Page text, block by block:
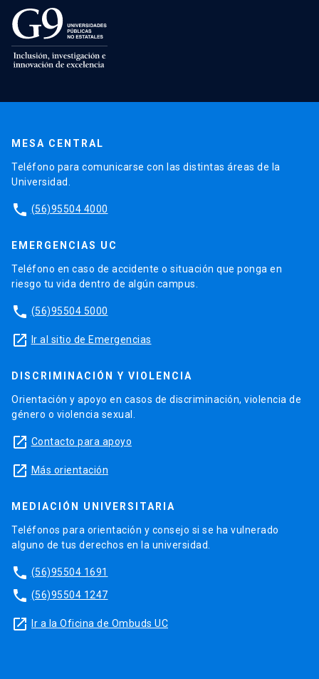
MESA CENTRAL
Teléfono para comunicarse con las distintas áreas de la
Universidad.
phone (56)95504 4000
EMERGENCIAS UC
Teléfono en caso de accidente o situación que ponga en
riesgo tu vida dentro de algún campus.
phone (56)95504 5000
launch Ir al sitio de Emergencias
DISCRIMINACIÓN Y VIOLENCIA
Orientación y apoyo en casos de discriminación, violencia de
género o violencia sexual.
launch Contacto para apoyo
launch Más orientación
MEDIACIÓN UNIVERSITARIA
Teléfonos para orientación y consejo si se ha vulnerado
alguno de tus derechos en la universidad.
phone (56)95504 1691
phone (56)95504 1247
launch Ir a la Oficina de Ombuds UC